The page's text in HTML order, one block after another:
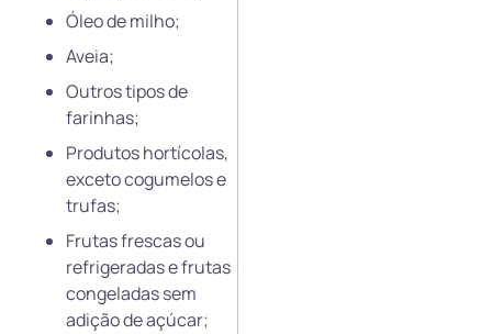
Óleo de milho;
Aveia;
Outros tipos de
farinhas;
Produtos hortícolas,
exceto cogumelos e
trufas;
Frutas frescas ou
refrigeradas e frutas
congeladas sem
adição de açúcar;